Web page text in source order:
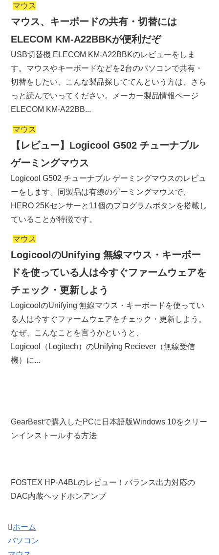
マウス
マウス、キーボードの共有・切替には
ELECOM KM-A22BBKが便利だぞ
USB切替機 ELECOM KM-A22BBKのレビューをしま
す。マウスやキーボードなどを2台のパソコンで共有・
切替をしたい、こんな製品探しててんという方は、さら
っと読んでいってください。メーカー製品情報ページ
ELECOM KM-A22BB...
マウス
【レビュー】Logicool G502 チューナブル
ゲーミングマウス
Logicool G502 チューナブル ゲーミングマウスのレビュ
ーをします。同製品は有線のゲーミングマウスで、
HERO 25Kセンサーと11個のプログラムボタンを搭載し
ていることが特徴です。
マウス
LogicoolのUnifying 無線マウス・キーボー
ドを使っている人は今すぐファームウェアを
チェック・更新しよう
LogicoolのUnifying 無線マウス・キーボードを使ってい
る人は今すぐファームウェアをチェック・更新しよう。
なぜ、こんなことを言うかというと、
Logicool（Logitech）のUnifying Reciever（無線受信
機）に...
GearBestで購入したPCに日本語版Windows 10をクリー
ンインストールする方法
FOSTEX HP-A4BLのレビュー！バランス出力対応の
DAC内蔵ヘッドホンアンプ
ホーム
パソコン